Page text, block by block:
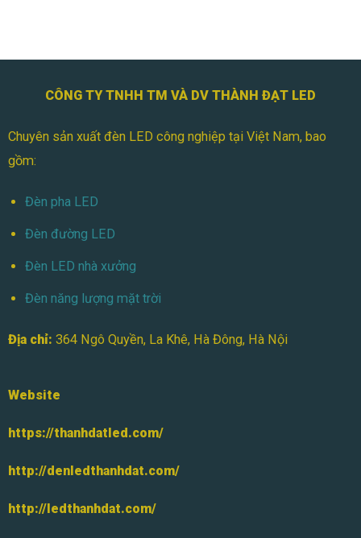
Sân
Đá
CÔNG TY TNHH TM VÀ DV THÀNH ĐẠT LED
Chuyên sản xuất đèn LED công nghiệp tại Việt Nam, bao
gồm:
Đèn pha LED
Đèn đường LED
Đèn LED nhà xưởng
Đèn năng lượng mặt trời
Địa chỉ: 364 Ngô Quyền, La Khê, Hà Đông, Hà Nội
Website
https://thanhdatled.com/
http://denledthanhdat.com/
http://ledthanhdat.com/